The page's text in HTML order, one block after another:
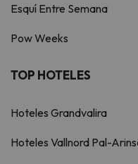
Esquí Entre Semana
Pow Weeks
TOP HOTELES
Hoteles Grandvalira
Hoteles Vallnord Pal-